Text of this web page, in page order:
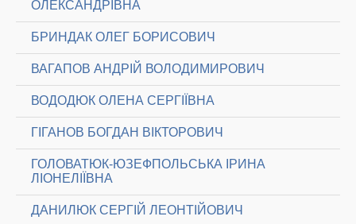
ОЛЕКСАНДРІВНА
БРИНДАК ОЛЕГ БОРИСОВИЧ
ВАГАПОВ АНДРІЙ ВОЛОДИМИРОВИЧ
ВОДОДЮК ОЛЕНА СЕРГІЇВНА
ГІГАНОВ БОГДАН ВІКТОРОВИЧ
ГОЛОВАТЮК-ЮЗЕФПОЛЬСЬКА ІРИНА
ЛІОНЕЛІЇВНА
ДАНИЛЮК СЕРГІЙ ЛЕОНТІЙОВИЧ